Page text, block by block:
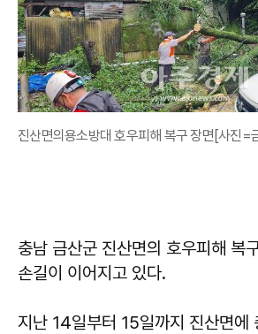
진산면의용소방대 호우피해 복구 장면[사진=
충남 금산군 진산면의 호우피해 복
손길이 이어지고 있다.
지난 14일부터 15일까지 진산면에